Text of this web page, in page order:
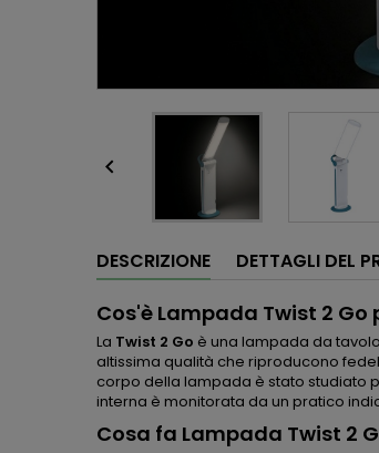

DESCRIZIONE DETTAGLI DEL
Cos'è Lampada Twist 2
La Twist 2 Go è una lampada da
altissima qualità che riproducono
corpo della lampada è stato studiato
interna è monitorata da un pratico
Cosa fa Lampada Twist 2